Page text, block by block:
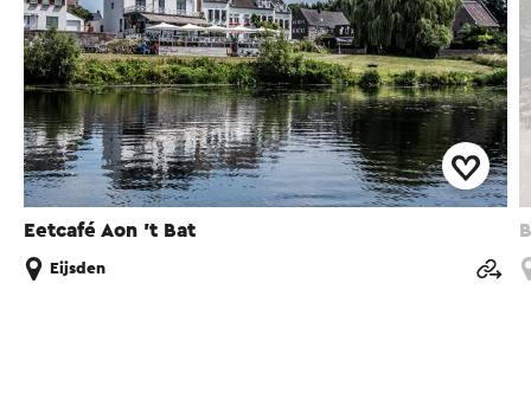
Eetcafé Aon 't Bat
Eijsden